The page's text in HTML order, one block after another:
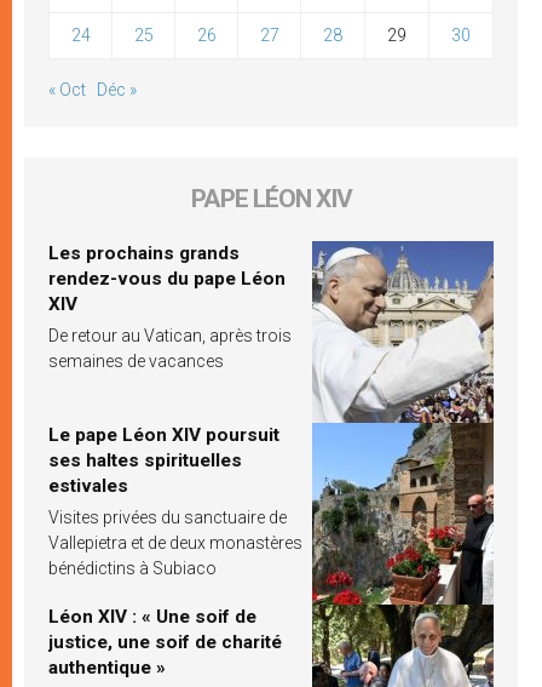
24 25 26 27 28 29 30
« Oct Déc »
PAPE LÉON XIV
Les prochains grands
rendez-vous du pape Léon
XIV
De retour au Vatican, après trois
semaines de vacances
Le pape Léon XIV poursuit
ses haltes spirituelles
estivales
Visites privées du sanctuaire de
Vallepietra et de deux monastères
bénédictins à Subiaco
Léon XIV : « Une soif de
justice, une soif de charité
authentique »